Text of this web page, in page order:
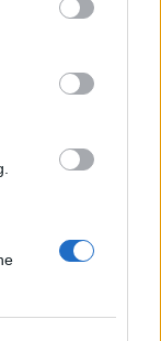
του
της
Επίσης,
ξύδι, ώστε το
το χώρο
και το